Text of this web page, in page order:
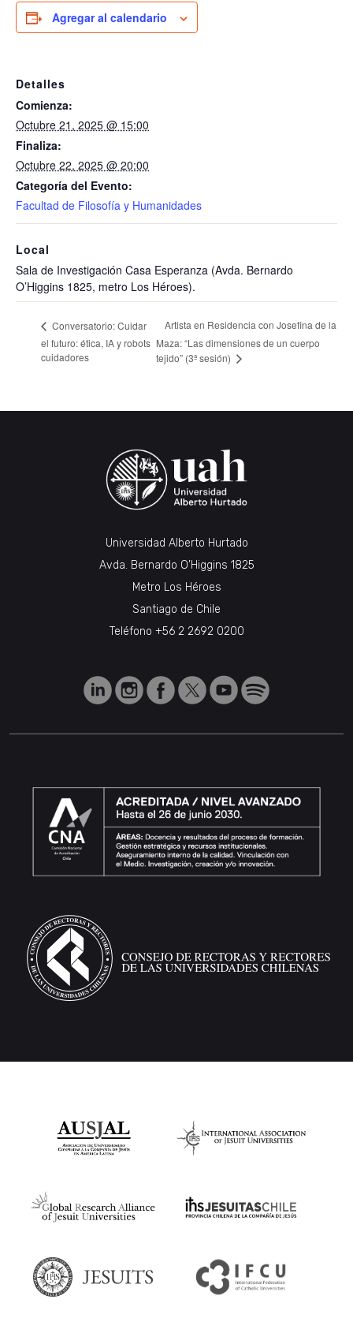
Agregar al calendario
Detalles
Comienza:
Octubre 21, 2025 @ 15:00
Finaliza:
Octubre 22, 2025 @ 20:00
Categoría del Evento:
Facultad de Filosofía y Humanidades
Local
Sala de Investigación Casa Esperanza (Avda. Bernardo
O’Higgins 1825, metro Los Héroes).
Conversatorio: Cuidar
el futuro: ética, IA y robots
cuidadores
Artista en Residencia con Josefina de la
Maza: “Las dimensiones de un cuerpo
tejido” (3ª sesión)
Universidad Alberto Hurtado
Avda. Bernardo O’Higgins 1825
Metro Los Héroes
Santiago de Chile
Teléfono +56 2 2692 0200